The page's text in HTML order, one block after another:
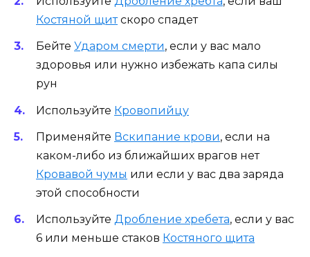
Костяной щитскоро спадет
Бейте Ударом смерти, если у вас мало
здоровья или нужно избежать капа силы
рун
Используйте Кровопийцу
Применяйте Вскипание крови, если на
каком-либо из ближайших врагов нет
Кровавой чумы или если у вас два заряда
этой способности
Используйте Дробление хребета, если у вас
6 или меньше стаков Костяного щита